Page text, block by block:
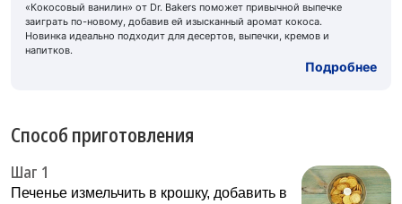
«Кокосовый ванилин» от Dr. Bakers поможет привычной выпечке
заиграть по-новому, добавив ей изысканный аромат кокоса.
Новинка идеально подходит для десертов, выпечки, кремов и
напитков.
Подробнее
Способ приготовления
Шаг 1
Печенье измельчить в крошку, добавить в